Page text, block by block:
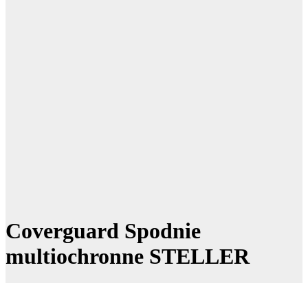
Coverguard Spodnie
multiochronne STELLER